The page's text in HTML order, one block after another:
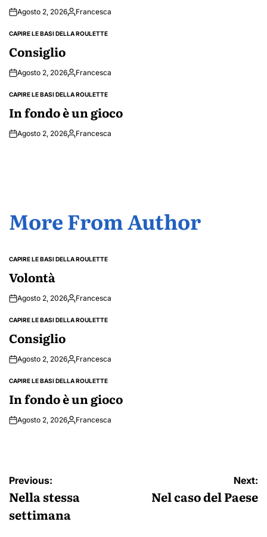
Agosto 2, 2026PostedFrancesca
POSTED
CAPIRE LE BASI DELLA ROULETTE
Consiglio
Agosto 2, 2026PostedFrancesca
POSTED
CAPIRE LE BASI DELLA ROULETTE
In fondo è un gioco
Agosto 2, 2026PostedFrancesca
More From Author
POSTED
CAPIRE LE BASI DELLA ROULETTE
Volontà
Agosto 2, 2026PostedFrancesca
POSTED
CAPIRE LE BASI DELLA ROULETTE
Consiglio
Agosto 2, 2026PostedFrancesca
POSTED
CAPIRE LE BASI DELLA ROULETTE
In fondo è un gioco
Agosto 2, 2026PostedFrancesca
Navigazione
articoli
Previous:
Nella stessa
settimana
Next:
Nel caso del Paese